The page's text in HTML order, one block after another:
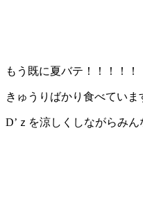
もう既に夏バテ！！！！！
きゅうりばかり食べていま
D’ｚを涼しくしながらみ